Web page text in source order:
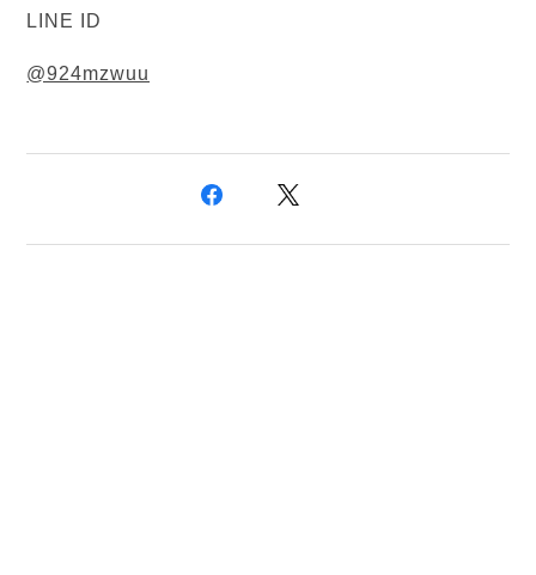
LINE ID
@924mzwuu